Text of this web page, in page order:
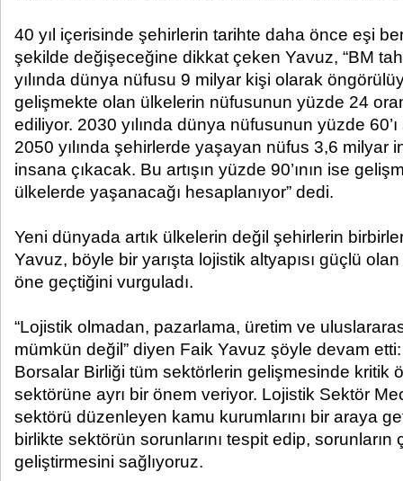
40 yıl içerisinde şehirlerin tarihte daha önce eşi
şekilde değişeceğine dikkat çeken Yavuz, “BM
yılında dünya nüfusu 9 milyar kişi olarak
gelişmekte olan ülkelerin nüfusunun yüzde 24
ediliyor. 2030 yılında dünya nüfusunun yüzde
2050 yılında şehirlerde yaşayan nüfus 3,6 milyar
insana çıkacak. Bu artışın yüzde 90’ının ise
ülkelerde yaşanacağı hesaplanıyor” dedi.
Yeni dünyada artık ülkelerin değil şehirlerin
Yavuz, böyle bir yarışta lojistik altyapısı güçlü
öne geçtiğini vurguladı.
“Lojistik olmadan, pazarlama, üretim ve
mümkün değil” diyen Faik Yavuz şöyle devam
Borsalar Birliği tüm sektörlerin gelişmesinde kritik
sektörüne ayrı bir önem veriyor. Lojistik Sektör
sektörü düzenleyen kamu kurumlarını bir araya
birlikte sektörün sorunlarını tespit edip,
geliştirmesini sağlıyoruz.